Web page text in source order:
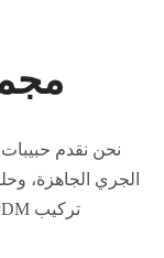
الجري الجاهزة،
تركيب EPDM لضمان تنفيذ المشروع بسلاسة.